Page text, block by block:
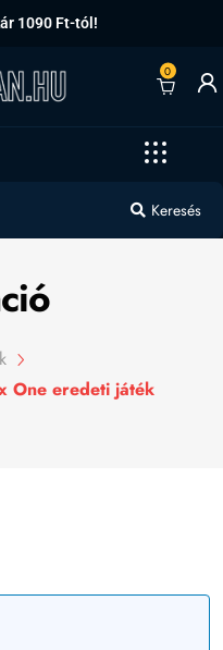
1090 Ft-tól!
0
Keresés
One eredeti játék